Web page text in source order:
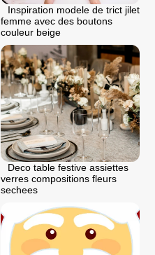
Inspiration modele de trict jilet
femme avec des boutons
couleur beige
Deco table festive assiettes
verres compositions fleurs
sechees